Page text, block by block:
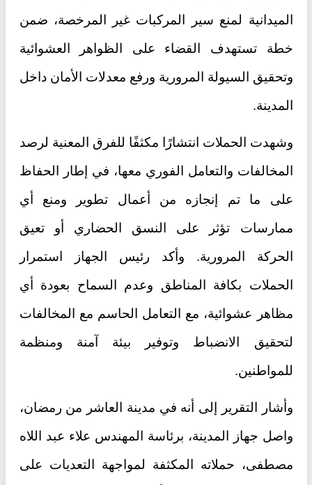
الميدانية لمنع سير المركبات غير المرخصة، ضمن
خطة تستهدف القضاء على الظواهر العشوائية
وتحقيق السيولة المرورية ورفع معدلات الأمان داخل
المدينة.
وشهدت الحملات انتشارًا مكثفًا للفرق المعنية لرصد
المخالفات والتعامل الفوري معها، في إطار الحفاظ
على ما تم إنجازه من أعمال تطوير ومنع أي
ممارسات تؤثر على النسق الحضاري أو تعيق
الحركة المرورية. وأكد رئيس الجهاز استمرار
الحملات بكافة المناطق وعدم السماح بعودة أي
مظاهر عشوائية، مع التعامل الحاسم مع المخالفات
لتحقيق الانضباط وتوفير بيئة آمنة ومنظمة
للمواطنين.
وأشار التقرير إلى أنه في مدينة العاشر من رمضان،
واصل جهاز المدينة، برئاسة المهندس علاء عبد اللاه
مصطفى، حملاته المكثفة لمواجهة التعديات على